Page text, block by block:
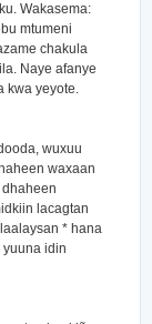
Wakasema:
mtumeni
chakula
Naye afanye
kwa yeyote.
wuxuu
waxaan
lacagtan
* hana
yuuna idin